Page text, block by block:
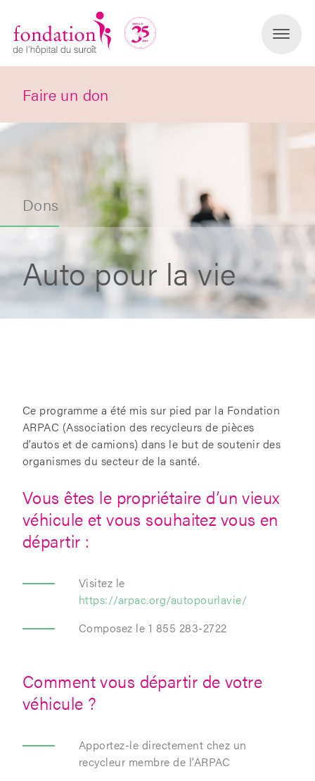
Faire un don
Dons
Auto pour la vie
Ce programme a été mis sur pied par la Fondation
ARPAC (Association des recycleurs de pièces
d’autos et de camions) dans le but de soutenir des
organismes du secteur de la santé.
Vous êtes le propriétaire d’un vieux
véhicule et vous souhaitez vous en
départir :
Visitez le
https://arpac.org/autopourlavie/
Composez le 1 855 283-2722
Comment vous départir de votre
véhicule ?
Apportez-le directement chez un
recycleur membre de l’ARPAC